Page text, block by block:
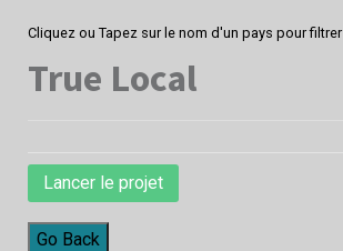
Cliquez ou Tapez sur le nom d'un pays pour filtrer
True Local
Lancer le projet
Go Back